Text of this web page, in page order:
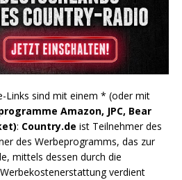
Links sind mit einem * (oder mit
Amazon, JPC, Bear
: Country.de ist Teilnehmer des
des Werbeprogramms, das zur
mittels dessen durch die
Werbekostenerstattung verdient